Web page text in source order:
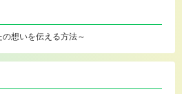
想いを伝える方法～